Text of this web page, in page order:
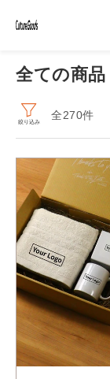
ンツに
進む
全ての商品
絞り込み
全270件